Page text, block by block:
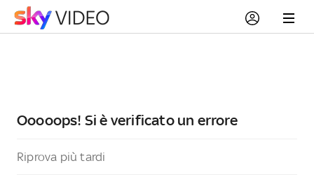
Ooooops! Si è verificato un errore
Riprova più tardi